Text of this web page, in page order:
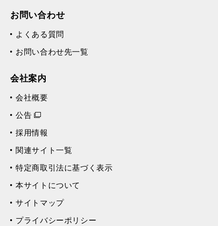
お問い合わせ
よくある質問
お問い合わせ先一覧
会社案内
会社概要
公告
採用情報
関連サイト一覧
特定商取引法に基づく表示
本サイトについて
サイトマップ
プライバシーポリシー